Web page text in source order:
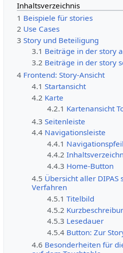
Inhaltsverzeichnis
1 Beispiele für stories
2 Use Cases
3 Story und Beteiligung
3.1 Beiträge in der story
3.2 Beiträge in der story
4 Frontend: Story-Ansicht
4.1 Startansicht
4.2 Karte
4.2.1 Kartenansicht
4.3 Seitenleiste
4.4 Navigationsleiste
4.4.1
4.4.2
4.4.3 Home-Button
4.5 Übersicht aller DIPAS
Verfahren
4.5.1 Titelbild
4.5.2
4.5.3 Lesedauer
4.5.4 Button: Zur
4.6 Besonderheiten für